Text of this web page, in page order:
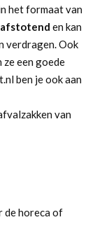
het formaat van
en kan
verdragen. Ook
ze een goede
ben je ook aan
van
de horeca of